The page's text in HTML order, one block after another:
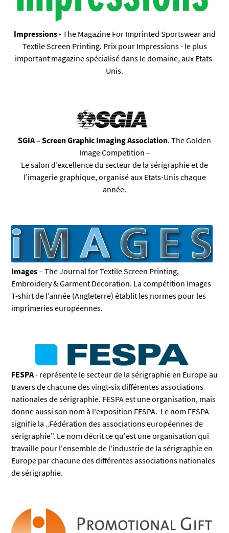
Impressions-The Magazine For Imprinted Sportswear and
Textile Screen Printing. Prix pour Impressions - le plus
important magazine spécialisé dans le domaine, aux Etats-
Unis.
SGIA – Screen Graphic Imaging Association. The Golden
Image Competition –
Le salon d’excellence du secteur de la sérigraphie et de
l’imagerie graphique, organisé aux Etats-Unis chaque
année.
Images– The Journal for Textile Screen Printing,
Embroidery & Garment Decoration. La compétition Images
T-shirt de l’année (Angleterre) établit les normes pour les
imprimeries européennes.
FESPA- représente le secteur de la sérigraphie en Europe au
travers de chacune des vingt-six différentes associations
nationales de sérigraphie. FESPA est une organisation, mais
donne aussi son nom à l'exposition FESPA. Le nom FESPA
signifie la „Fédération des associations européennes de
sérigraphie”. Le nom décrit ce qu'est une organisation qui
travaille pour l'ensemble de l'industrie de la sérigraphie en
Europe par chacune des différentes associations nationales
de sérigraphie.